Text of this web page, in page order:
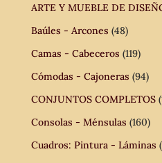
ARTE Y MUEBLE DE
Baúles - Arcones (48)
Camas - Cabeceros (119)
Cómodas - Cajoneras (94)
CONJUNTOS COMPLETOS
Consolas - Ménsulas (160)
Cuadros: Pintura - Láminas